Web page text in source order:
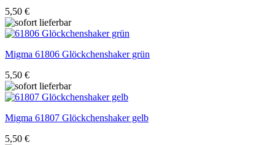
5,50 €
Migma 61806 Glöckchenshaker grün
5,50 €
Migma 61807 Glöckchenshaker gelb
5,50 €